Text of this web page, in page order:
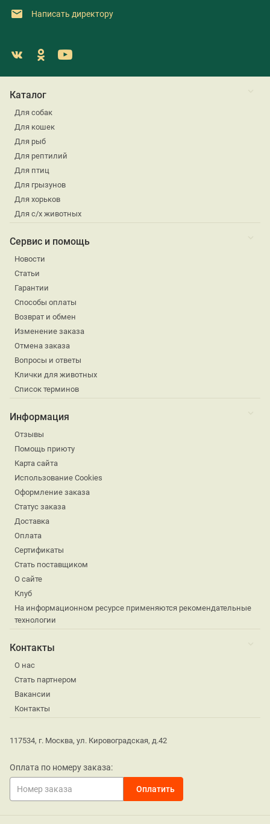
Написать директору
Каталог
Для собак
Для кошек
Для рыб
Для рептилий
Для птиц
Для грызунов
Для хорьков
Для с/х животных
Сервис и помощь
Новости
Статьи
Гарантии
Способы оплаты
Возврат и обмен
Изменение заказа
Отмена заказа
Вопросы и ответы
Клички для животных
Список терминов
Информация
Отзывы
Помощь приюту
Карта сайта
Использование Cookies
Оформление заказа
Статус заказа
Доставка
Оплата
Сертификаты
Стать поставщиком
О сайте
Клуб
На информационном ресурсе применяются рекомендательные
технологии
Контакты
О нас
Стать партнером
Вакансии
Контакты
117534, г. Москва, ул. Кировоградская, д.42
Оплата по номеру заказа: